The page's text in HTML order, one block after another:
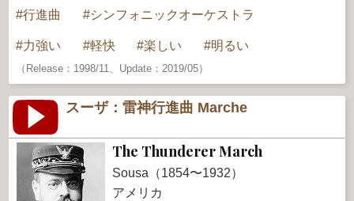
行進曲 シンフォニックオーケストラ
力強い 軽快 楽しい 明るい
（Release：1998/11、Update：2019/05）
スーザ：雷神行進曲 Marche
The Thunderer March
Sousa（1854〜1932）
アメリカ